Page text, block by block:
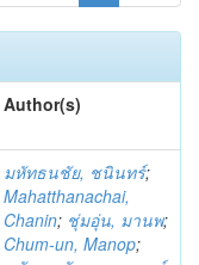
Author(s)
มหัทธนชัย, ชนินทร์;
Mahatthanachai,
Chanin; ชุ่มอุ่น, มานพ;
Chum-un, Manop;